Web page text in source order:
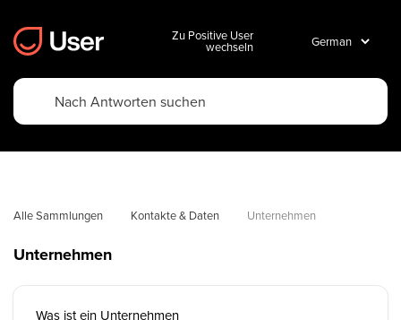
Zu Positive User
wechseln
Alle Sammlungen Kontakte & Daten Unternehmen
Unternehmen
Was ist ein Unternehmen